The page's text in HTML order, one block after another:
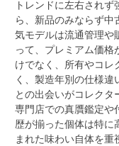
トレンドに左右され
ら、新品のみならず中
気モデルは流通管理や
って、プレミアム価
けでなく、所有やコレ
く、製造年別の仕様
との出会いがコレクタ
専門店での真贋鑑定や
歴が揃った個体は特に
まれた味わい自体を重